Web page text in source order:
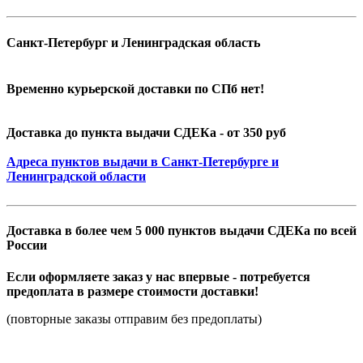
Санкт-Петербург и Ленинградская область
Временно курьерской доставки по СПб нет!
Доставка до пункта выдачи СДЕКа - от 350 руб
Адреса пунктов выдачи в Санкт-Петербурге и
Ленинградской области
Доставка в более чем 5 000 пунктов выдачи СДЕКа по всей
России
Если оформляете заказ у нас впервые - потребуется
предоплата в размере стоимости доставки!
(повторные заказы отправим без предоплаты)